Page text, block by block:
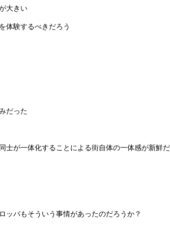
大きい
体験するべきだろう
だった
士が一体化することによる街自体の一体感が新鮮
ッパもそういう事情があったのだろうか？